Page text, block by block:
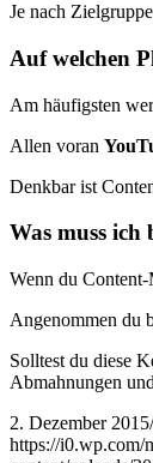
Je nach
Auf welchen
Am häufigsten
Allen voran
Denkbar ist
Was muss
Wenn du Content-
Angenommen du
Solltest du diese
Abmahnungen
2. Dezember 2015/
https://i0.wp.com/